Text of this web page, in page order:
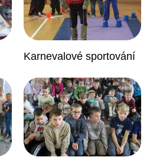
Karnevalové sportování